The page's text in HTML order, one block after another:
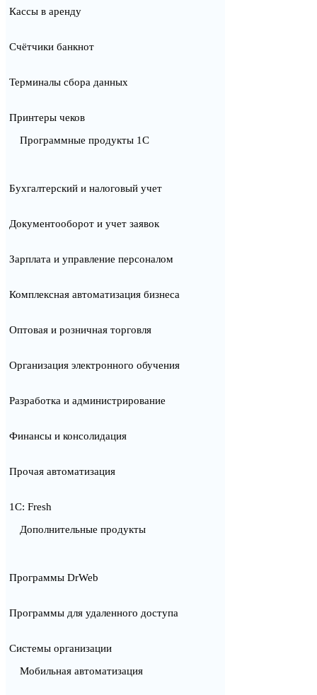
Кассы в аренду
Счётчики банкнот
Терминалы сбора данных
Принтеры чеков
Программные продукты 1С
Бухгалтерский и налоговый учет
Документооборот и учет заявок
Зарплата и управление персоналом
Комплексная автоматизация бизнеса
Оптовая и розничная торговля
Организация электронного обучения
Разработка и администрирование
Финансы и консолидация
Прочая автоматизация
1С: Fresh
Дополнительные продукты
Программы DrWeb
Программы для удаленного доступа
Системы организации
Мобильная автоматизация